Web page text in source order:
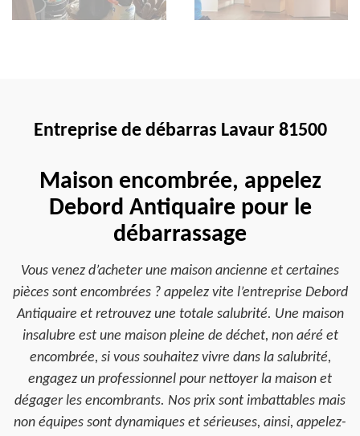
Entreprise de débarras Lavaur 81500
Maison encombrée, appelez
Debord Antiquaire pour le
débarrassage
Vous venez d’acheter une maison ancienne et certaines
pièces sont encombrées ? appelez vite l’entreprise Debord
Antiquaire et retrouvez une totale salubrité. Une maison
insalubre est une maison pleine de déchet, non aéré et
encombrée, si vous souhaitez vivre dans la salubrité,
engagez un professionnel pour nettoyer la maison et
dégager les encombrants. Nos prix sont imbattables mais
non équipes sont dynamiques et sérieuses, ainsi, appelez-